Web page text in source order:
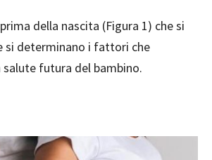
della nascita (Figura 1) che si
si determinano i fattori che
salute futura del bambino.